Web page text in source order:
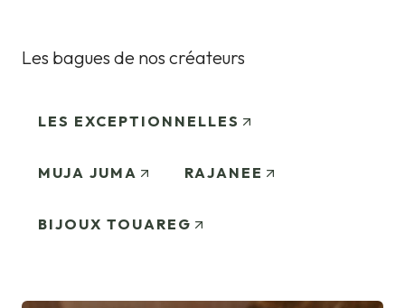
Les bagues de nos créateurs
LES EXCEPTIONNELLES
MUJA JUMA RAJANEE
BIJOUX TOUAREG